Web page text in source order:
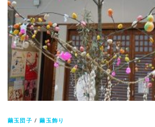
繭玉団子 /繭玉飾り